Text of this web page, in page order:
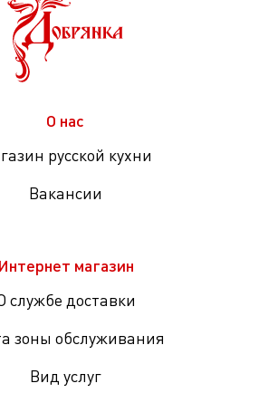
О нас
русской кухни
Вакансии
Интернет магазин
службе доставки
зоны обслуживания
Вид услуг